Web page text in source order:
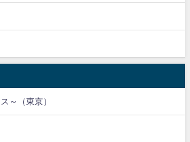
～（東京）